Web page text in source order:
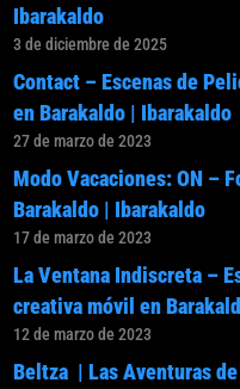
Ibarakaldo
3 de diciembre de 2025
Contact – Escenas de
en Barakaldo | Ibarakaldo
27 de marzo de 2023
Modo Vacaciones: ON –
Barakaldo | Ibarakaldo
17 de marzo de 2023
La Ventana Indiscreta –
creativa móvil en
12 de marzo de 2023
Beltza | Las Aventuras